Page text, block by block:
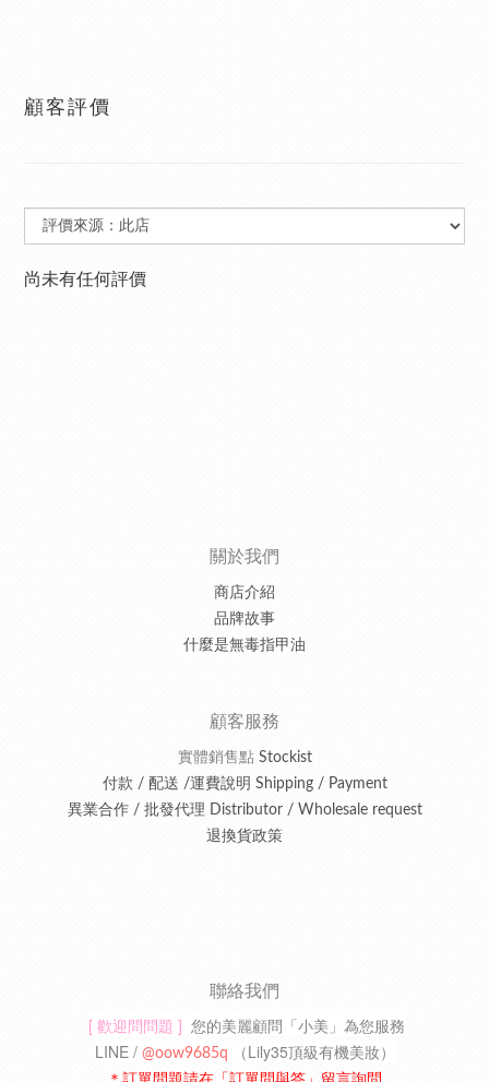
顧客評價
尚未有任何評價
關於我們
商店介紹
品牌故事
什麼是無毒指甲油
顧客服務
實體銷售點Stockist
付款 / 配送 /運費說明 Shipping / Payment
異業合作 / 批發代理 Distributor / Wholesale request
退換貨政策
聯絡我們
[ 歡迎問問題 ] 您的美麗顧問「小美」為您服務
LINE / @oow9685q （Lily35頂級有機美妝）
＊訂單問題請在「訂單問與答」留言詢問